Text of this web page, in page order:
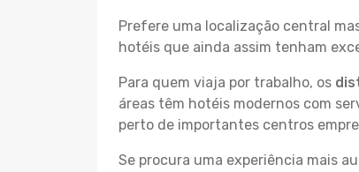
Prefere uma localização central
hotéis que ainda assim tenham
Para quem viaja por trabalho, os
áreas têm hotéis modernos com
perto de importantes centros
Se procura uma experiência mais